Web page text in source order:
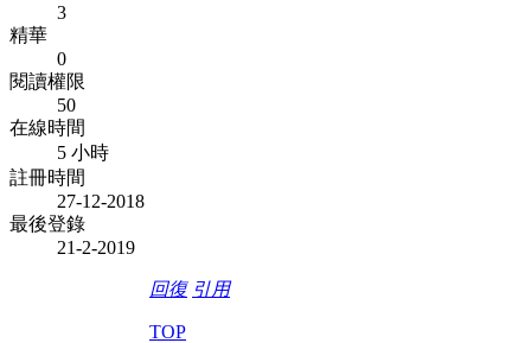
3
精華
0
閱讀權限
50
在線時間
5 小時
註冊時間
27-12-2018
最後登錄
21-2-2019
回復 引用
TOP